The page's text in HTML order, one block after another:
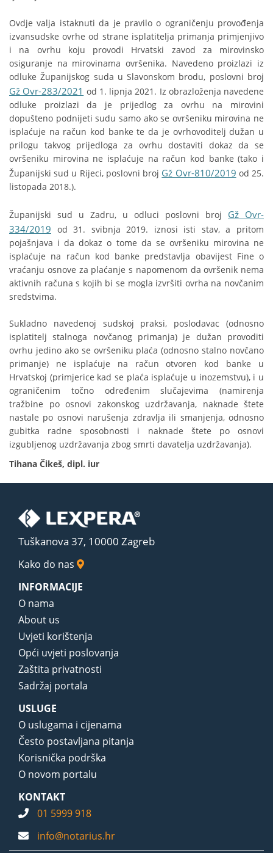
Ovdje valja istaknuti da je pravilo o ograničenju provođenja
izvansudske ovrhe od strane isplatitelja primanja primjenjivo
i na ovrhu koju provodi Hrvatski zavod za mirovinsko
osiguranje na mirovinama ovršenika. Navedeno proizlazi iz
odluke Županijskog suda u Slavonskom brodu, poslovni broj
Gž Ovr-283/2021 od 1. lipnja 2021. Iz obrazloženja navedene
odluke proizlazi da je prijedlog za ovrhu na mirovini
dopušteno podnijeti sudu samo ako se ovršeniku mirovina ne
isplaćuje na račun kod banke te da je ovrhovoditelj dužan u
prilogu takvog prijedloga za ovrhu dostaviti dokaz da se
ovršeniku mirovina ne isplaćuje na račun kod banke (tako i
Županijski sud u Rijeci, poslovni broj Gž Ovr-810/2019 od 25.
listopada 2018.).
Županijski sud u Zadru, u odluci poslovni broj Gž Ovr-
334/2019 od 31. svibnja 2019. iznosi isti stav, a pritom
pojašnjava i da dokaz o tome da se ovršeniku mirovina ne
isplaćuje na račun kod banke predstavlja obavijest Fine o
vraćanju osnove za plaćanje s napomenom da ovršenik nema
aktivnih računa s kojih bi se mogla izvršiti ovrha na novčanim
sredstvima.
Sukladno navedenoj sudskoj praksi, poslodavac (odnosno
isplatitelj stalnoga novčanog primanja) je dužan provoditi
ovrhu jedino ako se ovršeniku plaća (odnosno stalno novčano
primanje) ne isplaćuje na račun otvoren kod banke u
Hrvatskoj (primjerice kad se plaća isplaćuje u inozemstvu), i u
ograničenim točno određenim slučajevima (namirenja
tražbine po osnovi zakonskog uzdržavanja, naknade štete
nastale po osnovi narušenja zdravlja ili smanjenja, odnosno
gubitka radne sposobnosti i naknade štete po osnovi
izgubljenog uzdržavanja zbog smrti davatelja uzdržavanja).
Tihana Čikeš, dipl. iur
Tuškanova 37, 10000 Zagreb
Kako do nas
INFORMACIJE
O nama
About us
Uvjeti korištenja
Opći uvjeti poslovanja
Zaštita privatnosti
Sadržaj portala
USLUGE
O uslugama i cijenama
Često postavljana pitanja
Korisnička podrška
O novom portalu
KONTAKT
01 5999 918
info@notarius.hr